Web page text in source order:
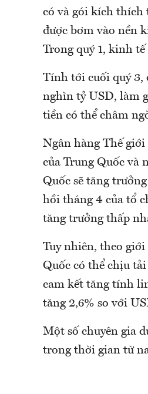
có và gói kích thích
được bơm vào nền
Trong quý 1, kinh tế
Tính tới cuối quý 3,
nghìn tỷ USD, làm
tiền có thể châm
Ngân hàng Thế
của Trung Quốc và
Quốc sẽ tăng
hồi tháng 4 của tổ
tăng trưởng thấp
Tuy nhiên, theo
Quốc có thể chịu
cam kết tăng tính
tăng 2,6% so với
Một số chuyên gia
trong thời gian từ